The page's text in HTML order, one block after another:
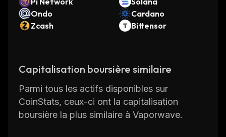
Ondo
Cardano
Zcash
Bittensor
Capitalisation boursière similaire
Parmi tous les actifs disponibles sur
CoinStats, ceux-ci ont la capitalisation
boursière la plus similaire à Vaporwave.